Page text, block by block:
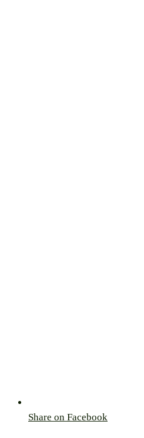
Share on Facebook